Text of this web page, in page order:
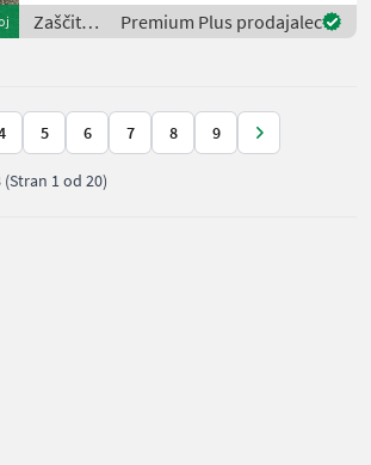
2500mm Düsenunterkante
zu Boden Computersteueru
Zaščita
rastlin /
Premium Plus prodajalec
5 6 7 8 9
(Stran 1 od 20)